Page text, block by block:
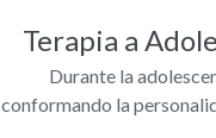
Terapia a
Durante la
conformando la